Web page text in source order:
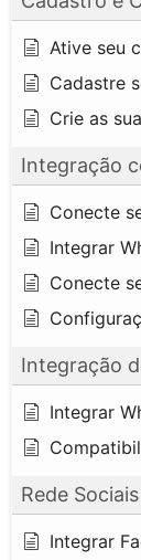
Ative seu
Cadastre
Crie as
Integração
Conecte
Integrar
Conecte
Integração
Integrar
Rede Sociais
Integrar